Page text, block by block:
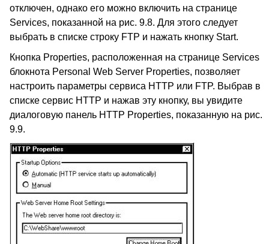
отключен, однако его можно включить на странице
Services, показанной на рис. 9.8. Для этого следует
выбрать в списке строку FTP и нажать кнопку Start.
Кнопка Properties, расположенная на странице Services
блокнота Personal Web Server Properties, позволяет
настроить параметры сервиса HTTP или FTP. Выбрав в
списке сервис HTTP и нажав эту кнопку, вы увидите
диалоговую панель HTTP Properties, показанную на рис.
9.9.